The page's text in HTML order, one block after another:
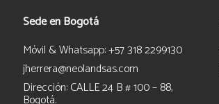
Sede en Bogotá
Móvil & Whatsapp: +57 318 2299130
jherrera@neolandsas.com
Dirección: CALLE 24 B # 100 – 88,
Bogotá.